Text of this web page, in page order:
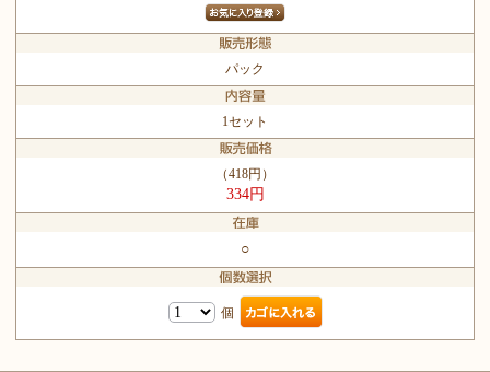
パック
1セット
（418円）
334円
○
個